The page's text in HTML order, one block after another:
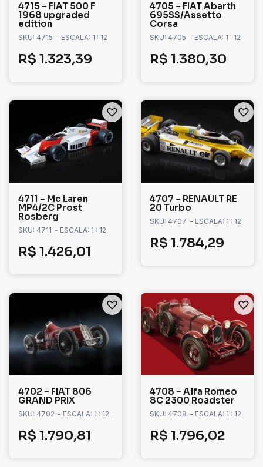
4715 – FIAT 500 F
1968 upgraded
edition
SKU: 4715 - ESCALA: 1 : 12
R$ 1.323,39
4705 – FIAT Abarth
695SS/Assetto
Corsa
SKU: 4705 - ESCALA: 1 : 12
R$ 1.380,30
4711 – Mc Laren
MP4/2C Prost
Rosberg
SKU: 4711 - ESCALA: 1 : 12
R$ 1.426,01
4707 – RENAULT RE
20 Turbo
SKU: 4707 - ESCALA: 1 : 12
R$ 1.784,29
4702 – FIAT 806
GRAND PRIX
SKU: 4702 - ESCALA: 1 : 12
R$ 1.790,81
4708 – Alfa Romeo
8C 2300 Roadster
SKU: 4708 - ESCALA: 1 : 12
R$ 1.796,02